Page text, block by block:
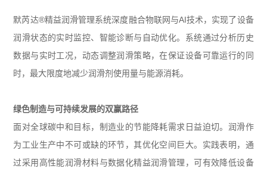
默芮达®精益润滑管理系统深度融合物联网与AI技术，实现了设备
润滑状态的实时监控、智能诊断与自动优化。系统通过分析历史
数据与实时工况，动态调整润滑策略，在保证设备可靠运行的同
时，最大限度地减少润滑剂使用量与能源消耗。
绿色制造与可持续发展的双赢路径
面对全球碳中和目标，制造业的节能降耗需求日益迫切。润滑作
为工业生产中不可或缺的环节，其优化空间巨大。实践表明，通
过采用高性能润滑材料与数据化精益润滑管理，可有效降低设备